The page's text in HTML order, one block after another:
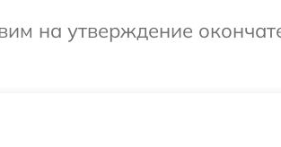
на утверждение